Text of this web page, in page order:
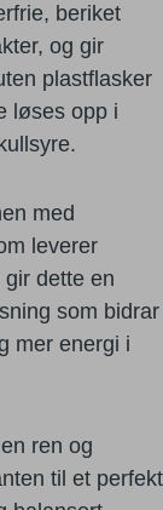
beriket
og gir
plastflasker
løses opp i
med
leverer
dette en
som bidrar
mer energi i
ren og
til et perfekt